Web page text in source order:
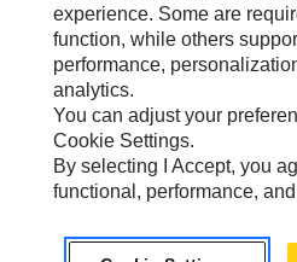
experience. Some are
function, while others
performance,
analytics.
You can adjust your
Cookie Settings.
By selecting I Accept, you
functional, performance,